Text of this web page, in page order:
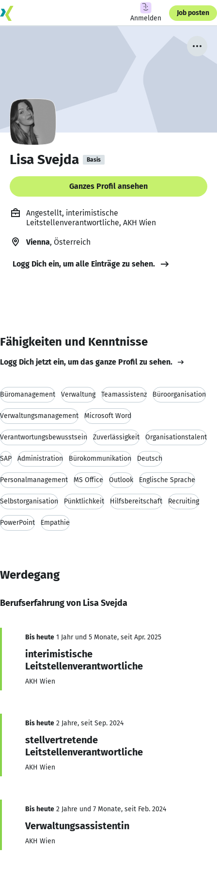
Anmelden
Job posten
Lisa Svejda Basis
Ganzes Profil ansehen
Angestellt, interimistische
Leitstellenverantwortliche, AKH Wien
Vienna, Österreich
Logg Dich ein, um alle Einträge zu sehen.
Fähigkeiten und Kenntnisse
Logg Dich jetzt ein, um das ganze Profil zu sehen.
Büromanagement Verwaltung Teamassistenz Büroorganisation
Verwaltungsmanagement Microsoft Word
Verantwortungsbewusstsein Zuverlässigkeit Organisationstalent
SAP Administration Bürokommunikation Deutsch
Personalmanagement MS Office Outlook Englische Sprache
Selbstorganisation Pünktlichkeit Hilfsbereitschaft Recruiting
PowerPoint Empathie
Werdegang
Berufserfahrung von Lisa Svejda
Bis heute 1 Jahr und 5 Monate, seit Apr. 2025
interimistische
Leitstellenverantwortliche
AKH Wien
Bis heute 2 Jahre, seit Sep. 2024
stellvertretende
Leitstellenverantwortliche
AKH Wien
Bis heute 2 Jahre und 7 Monate, seit Feb. 2024
Verwaltungsassistentin
AKH Wien